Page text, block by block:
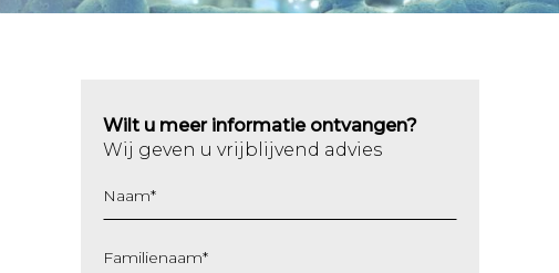
Wilt u meer informatie ontvangen?
Wij geven u vrijblijvend advies
Naam*
Familienaam*